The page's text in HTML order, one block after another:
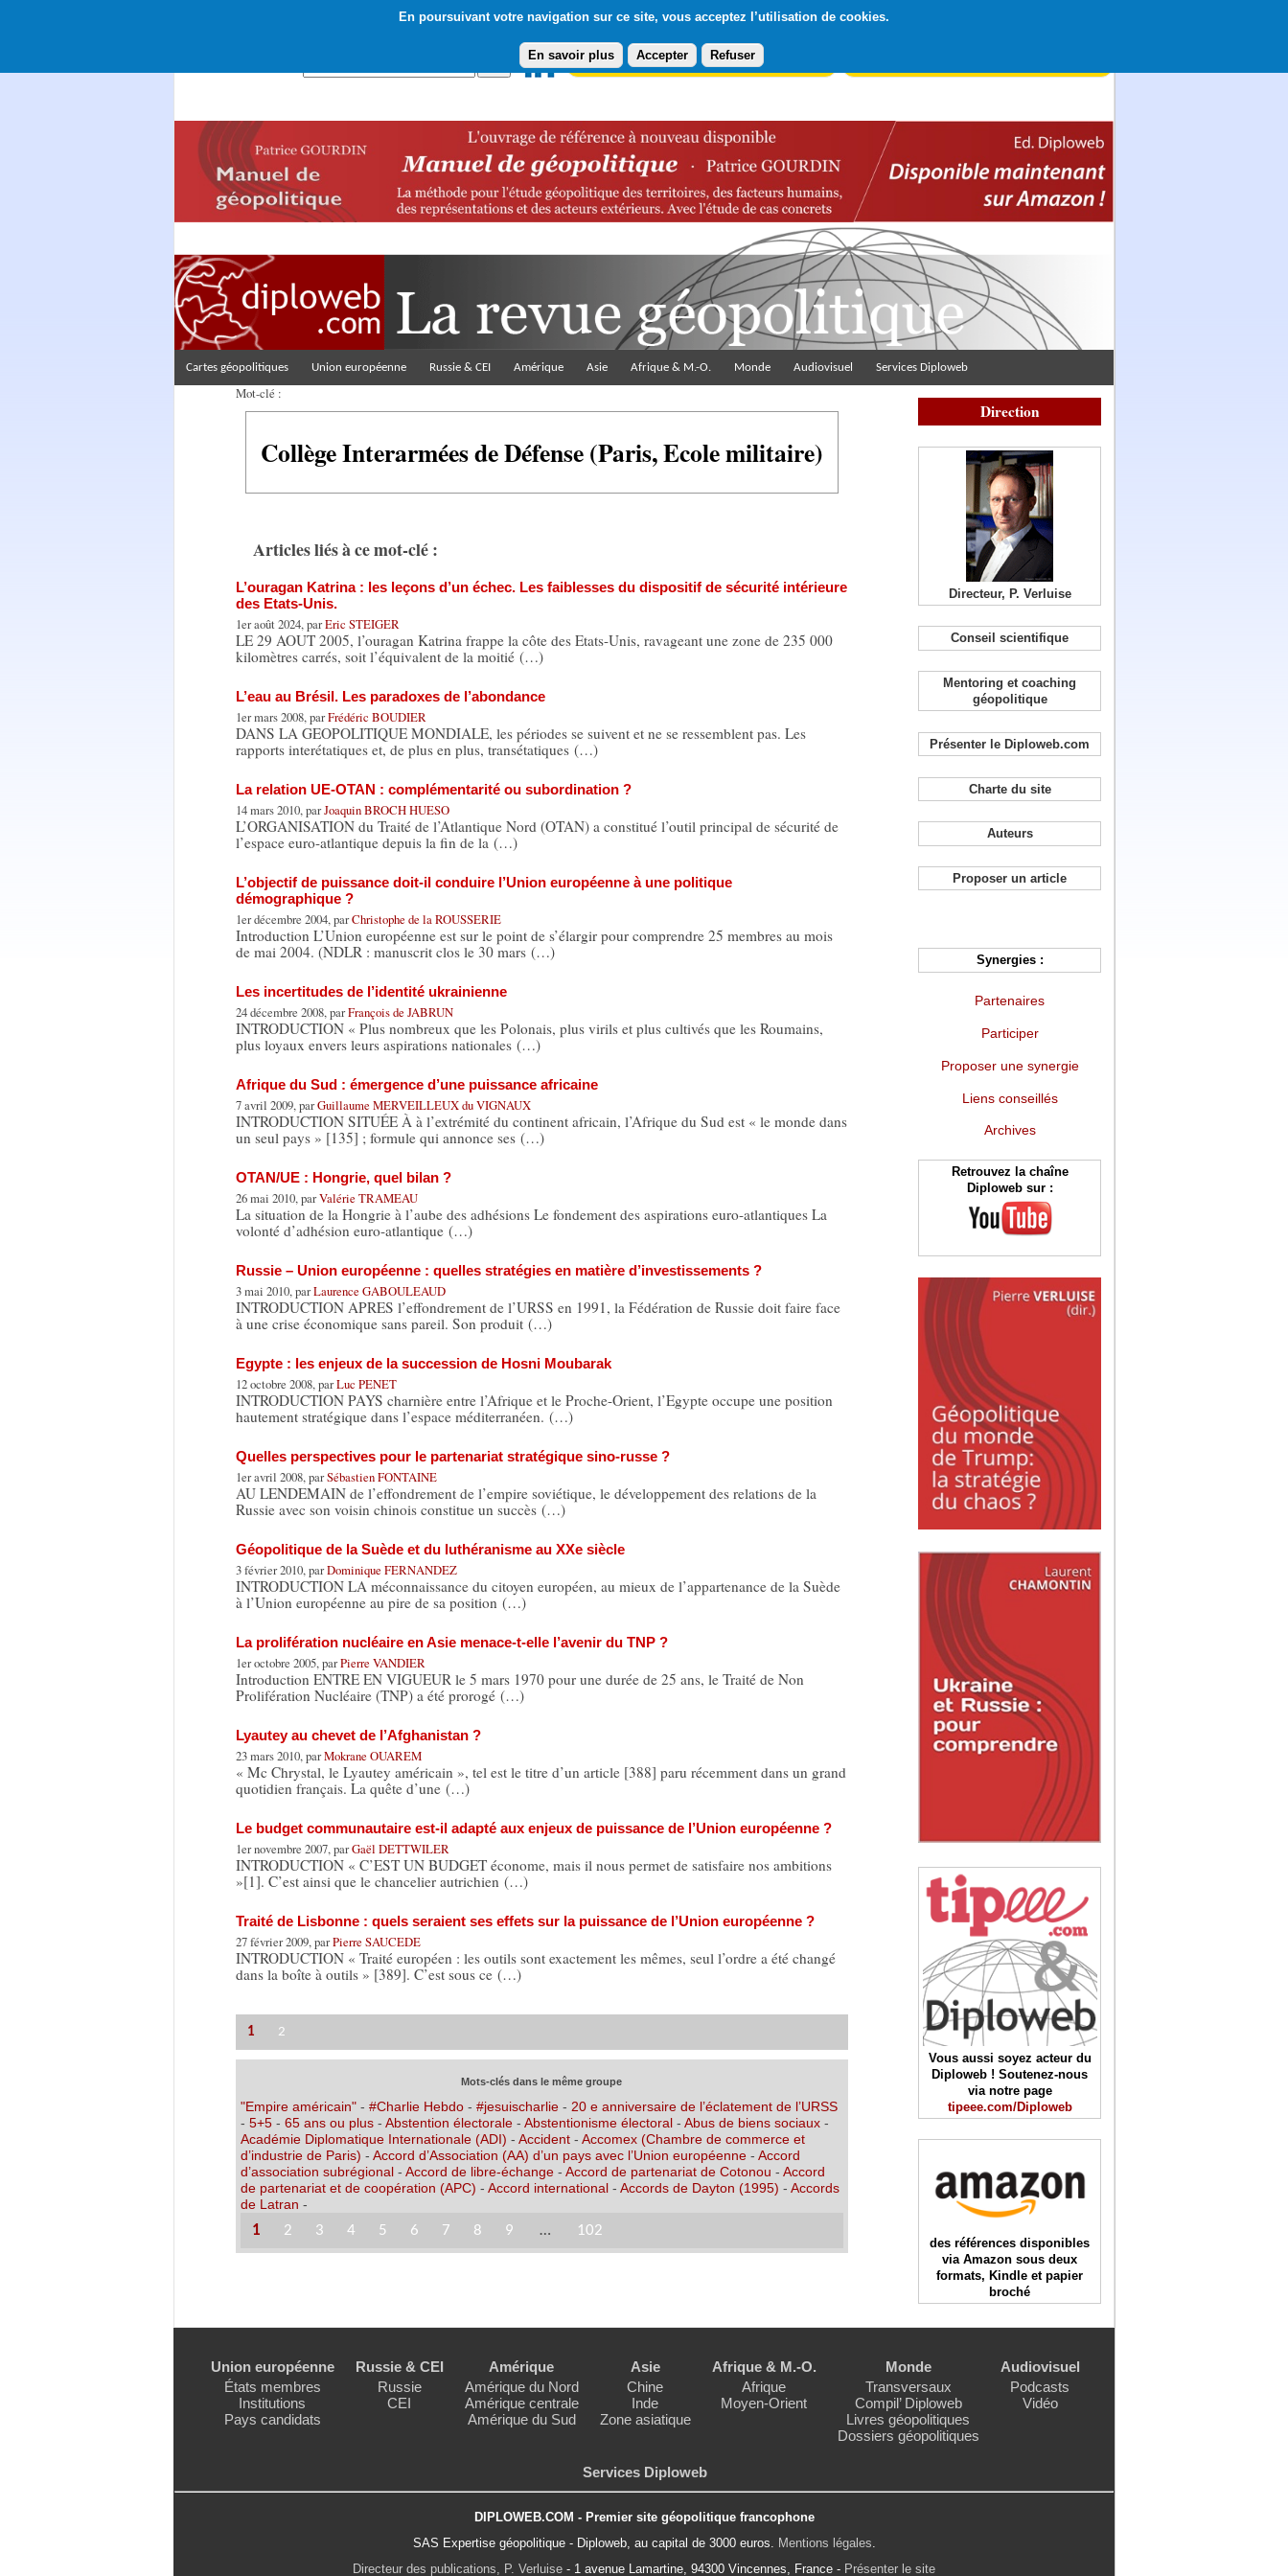
En poursuivant votre navigation sur ce site, vous acceptez l’utilisation de cookies.
En savoir plus Accepter Refuser
Abonnement gratuit à la Lettre du Diploweb
Cartes géopolitiques Union européenne Russie & CEI Amérique Asie Afrique & M.-O. Monde Audiovisuel Services Diploweb
Mot-clé :
Collège Interarmées de Défense (Paris, Ecole militaire)
Articles liés à ce mot-clé :
L’ouragan Katrina : les leçons d’un échec. Les faiblesses du dispositif de sécurité intérieure
des Etats-Unis.
1er août 2024, parEric STEIGER
LE 29 AOUT 2005, l’ouragan Katrina frappe la côte des Etats-Unis, ravageant une zone de 235 000
kilomètres carrés, soit l’équivalent de la moitié (…)
L’eau au Brésil. Les paradoxes de l’abondance
1er mars 2008, parFrédéric BOUDIER
DANS LA GEOPOLITIQUE MONDIALE, les périodes se suivent et ne se ressemblent pas. Les
rapports interétatiques et, de plus en plus, transétatiques (…)
La relation UE-OTAN : complémentarité ou subordination ?
14 mars 2010, parJoaquin BROCH HUESO
L’ORGANISATION du Traité de l’Atlantique Nord (OTAN) a constitué l’outil principal de sécurité de
l’espace euro-atlantique depuis la fin de la (…)
L’objectif de puissance doit-il conduire l’Union européenne à une politique
démographique ?
1er décembre 2004, parChristophe de la ROUSSERIE
Introduction L’Union européenne est sur le point de s’élargir pour comprendre 25 membres au mois
de mai 2004. (NDLR : manuscrit clos le 30 mars (…)
Les incertitudes de l’identité ukrainienne
24 décembre 2008, parFrançois de JABRUN
INTRODUCTION « Plus nombreux que les Polonais, plus virils et plus cultivés que les Roumains,
plus loyaux envers leurs aspirations nationales (…)
Afrique du Sud : émergence d’une puissance africaine
7 avril 2009, parGuillaume MERVEILLEUX du VIGNAUX
INTRODUCTION SITUÉE À à l’extrémité du continent africain, l’Afrique du Sud est « le monde dans
un seul pays » [135] ; formule qui annonce ses (…)
OTAN/UE : Hongrie, quel bilan ?
26 mai 2010, parValérie TRAMEAU
La situation de la Hongrie à l’aube des adhésions Le fondement des aspirations euro-atlantiques La
volonté d’adhésion euro-atlantique (…)
Russie – Union européenne : quelles stratégies en matière d’investissements ?
3 mai 2010, parLaurence GABOULEAUD
INTRODUCTION APRES l’effondrement de l’URSS en 1991, la Fédération de Russie doit faire face
à une crise économique sans pareil. Son produit (…)
Egypte : les enjeux de la succession de Hosni Moubarak
12 octobre 2008, parLuc PENET
INTRODUCTION PAYS charnière entre l’Afrique et le Proche-Orient, l’Egypte occupe une position
hautement stratégique dans l’espace méditerranéen. (…)
Quelles perspectives pour le partenariat stratégique sino-russe ?
1er avril 2008, parSébastien FONTAINE
AU LENDEMAIN de l’effondrement de l’empire soviétique, le développement des relations de la
Russie avec son voisin chinois constitue un succès (…)
Géopolitique de la Suède et du luthéranisme au XXe siècle
3 février 2010, parDominique FERNANDEZ
INTRODUCTION LA méconnaissance du citoyen européen, au mieux de l’appartenance de la Suède
à l’Union européenne au pire de sa position (…)
La prolifération nucléaire en Asie menace-t-elle l’avenir du TNP ?
1er octobre 2005, parPierre VANDIER
Introduction ENTRE EN VIGUEUR le 5 mars 1970 pour une durée de 25 ans, le Traité de Non
Prolifération Nucléaire (TNP) a été prorogé (…)
Lyautey au chevet de l’Afghanistan ?
23 mars 2010, parMokrane OUAREM
« Mc Chrystal, le Lyautey américain », tel est le titre d’un article [388] paru récemment dans un grand
quotidien français. La quête d’une (…)
Le budget communautaire est-il adapté aux enjeux de puissance de l’Union européenne ?
1er novembre 2007, parGaël DETTWILER
INTRODUCTION « C’EST UN BUDGET économe, mais il nous permet de satisfaire nos ambitions
»[1]. C’est ainsi que le chancelier autrichien (…)
Traité de Lisbonne : quels seraient ses effets sur la puissance de l’Union européenne ?
27 février 2009, parPierre SAUCEDE
INTRODUCTION « Traité européen : les outils sont exactement les mêmes, seul l’ordre a été changé
dans la boîte à outils » [389]. C’est sous ce (…)
1 2
Mots-clés dans le même groupe
"Empire américain"- #Charlie Hebdo- #jesuischarlie- 20 e anniversaire de l’éclatement de l’URSS
- 5+5- 65 ans ou plus- Abstention électorale- Abstentionisme électoral- Abus de biens sociaux-
Académie Diplomatique Internationale (ADI) - Accident- Accomex (Chambre de commerce et
d’industrie de Paris) - Accord d’Association (AA) d’un pays avec l’Union européenne- Accord
d’association subrégional- Accord de libre-échange- Accord de partenariat de Cotonou - Accord
de partenariat et de coopération (APC) - Accord international- Accords de Dayton (1995) - Accords
de Latran -
1 2 3 4 5 6 7 8 9 … 102
Direction
Directeur, P. Verluise
Conseil scientifique
Mentoring et coaching
géopolitique
Présenter le Diploweb.com
Charte du site
Auteurs
Proposer un article
Synergies :
Partenaires
Participer
Proposer une synergie
Liens conseillés
Archives
Retrouvez la chaîne
Diploweb sur :
Vous aussi soyez acteur du
Diploweb ! Soutenez-nous
via notre page
tipeee.com/Diploweb
des références disponibles
via Amazon sous deux
formats, Kindle et papier
broché
Union européenne
États membres
Institutions
Pays candidats
Russie & CEI
Russie
CEI
Amérique
Amérique du Nord
Amérique centrale
Amérique du Sud
Asie
Chine
Inde
Zone asiatique
Afrique & M.-O.
Afrique
Moyen-Orient
Monde
Transversaux
Compil’ Diploweb
Livres géopolitiques
Dossiers géopolitiques
Audiovisuel
Podcasts
Vidéo
Services Diploweb
DIPLOWEB.COM - Premier site géopolitique francophone
SAS Expertise géopolitique - Diploweb, au capital de 3000 euros.
Mentions légales
Directeur des publications, P. Verluise - 1 avenue Lamartine, 94300 Vincennes, France - Présenter le site